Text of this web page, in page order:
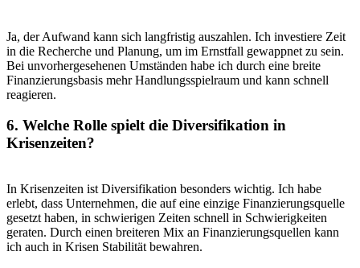
Ja, der Aufwand‌ kann sich langfristig auszahlen. Ich ⁤investiere Zeit
in‍ die Recherche und Planung, um im Ernstfall gewappnet⁣ zu sein.
Bei unvorhergesehenen‌ Umständen‌ habe ich​ durch eine breite
Finanzierungsbasis⁤ mehr Handlungsspielraum und kann schnell
‌reagieren.
6. Welche Rolle spielt die Diversifikation in
⁢Krisenzeiten?
In Krisenzeiten ist Diversifikation ‌besonders wichtig. Ich habe
erlebt, dass Unternehmen, die‌ auf eine ‌einzige ⁢Finanzierungsquelle‍
gesetzt haben, in schwierigen ‌Zeiten schnell in Schwierigkeiten
geraten. ​Durch einen⁣ breiteren Mix an Finanzierungsquellen kann
ich auch ⁤in ⁤Krisen‍ Stabilität bewahren.